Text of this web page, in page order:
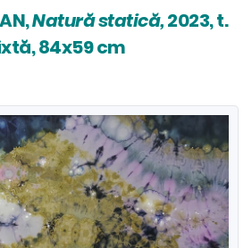
Natură statică,2023, t.
84x59 cm